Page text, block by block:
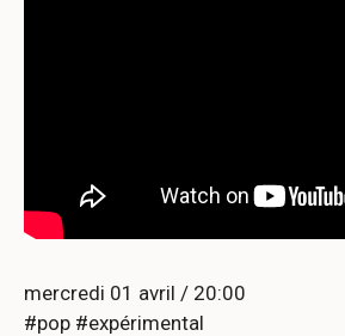
mercredi 01 avril / 20:00
#pop #expérimental